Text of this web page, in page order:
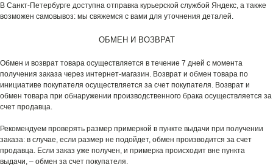
В Санкт-Петербурге доступна отправка курьерской службой Яндекс, а также
возможен самовывоз: мы свяжемся с вами для уточнения деталей.
ОБМЕН И ВОЗВРАТ
Обмен и возврат товара осуществляется в течение 7 дней с момента
получения заказа через интернет-магазин. Возврат и обмен товара по
инициативе покупателя осуществляется за счет покупателя. Возврат и
обмен товара при обнаружении производственного брака осуществляется за
счет продавца.
Рекомендуем проверять размер примеркой в пункте выдачи при получении
заказа: в случае, если размер не подойдет, обмен производится за счет
продавца. Если заказ уже получен, и примерка происходит вне пункта
выдачи, – обмен за счет покупателя.